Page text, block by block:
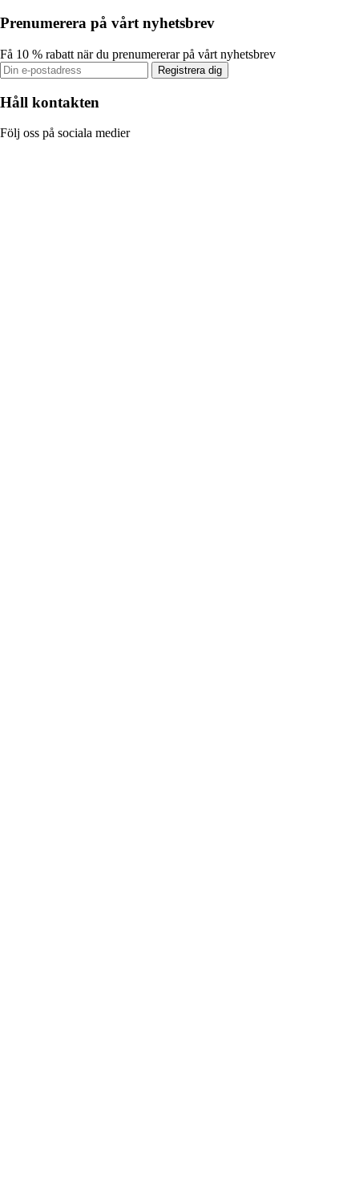
Prenumerera på vårt nyhetsbrev
Få 10 % rabatt när du prenumererar på vårt nyhetsbrev
Registrera dig
Håll kontakten
Följ oss på sociala medier